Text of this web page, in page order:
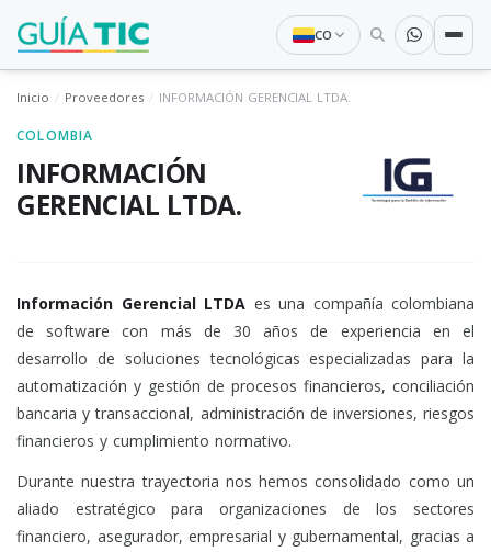
CO
Inicio Proveedores INFORMACIÓN GERENCIAL LTDA.
COLOMBIA
INFORMACIÓN
GERENCIAL LTDA.
Información Gerencial LTDA es una compañía colombiana
de software con más de 30 años de experiencia en el
desarrollo de soluciones tecnológicas especializadas para la
automatización y gestión de procesos financieros, conciliación
bancaria y transaccional, administración de inversiones, riesgos
financieros y cumplimiento normativo.
Durante nuestra trayectoria nos hemos consolidado como un
aliado estratégico para organizaciones de los sectores
financiero, asegurador, empresarial y gubernamental, gracias a